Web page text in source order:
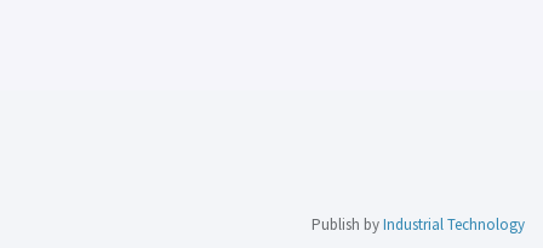
Publish byIndustrial Technology